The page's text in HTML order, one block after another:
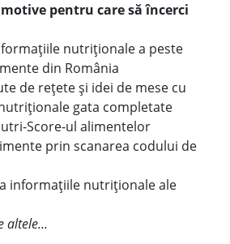
pentru care să încerci
nutriționale a peste
din România
de rețete și idei de mese cu
gata completate
Score-ul alimentelor
prin scanarea codului de
informațiile nutriționale ale
altele...